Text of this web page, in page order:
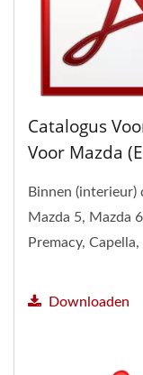
Catalogus
Voor Mazda
Binnen (interieur)
Mazda 5, Mazda
Premacy,
Downloaden